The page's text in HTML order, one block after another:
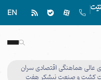
EN
عالی هماهنگی اقتصادی سران
کشت و صنعت نیشکر هفت